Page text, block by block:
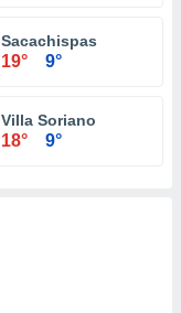
Sacachispas
19° 9°
Villa Soriano
18° 9°